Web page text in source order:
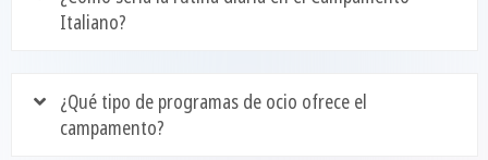
Italiano?
¿Qué tipo de programas de ocio ofrece el
campamento?